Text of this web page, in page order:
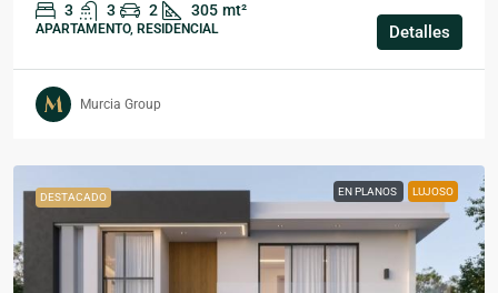
3 3 2 305 mt²
APARTAMENTO, RESIDENCIAL Detalles
Murcia Group
DESTACADO EN PLANOS LUJOSO